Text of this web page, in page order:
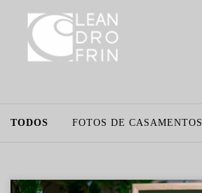
TODOS FOTOS DE CASAMENTOS